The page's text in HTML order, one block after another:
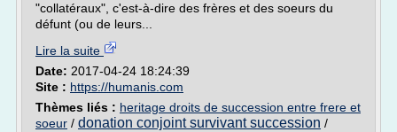
"collatéraux", c'est-à-dire des frères et des soeurs du
défunt (ou de leurs...
Lire la suite
Date: 2017-04-24 18:24:39
Site : https://humanis.com
Thèmes liés : heritage droits de succession entre frere et
soeur / donation conjoint survivant succession /